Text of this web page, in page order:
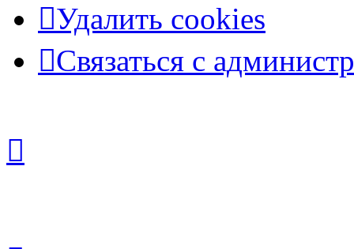
Удалить cookies
Связаться с